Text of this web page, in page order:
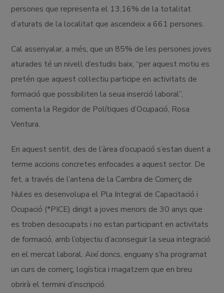
persones que representa el 13,16% de la totalitat
d’aturats de la localitat que ascendeix a 661 persones.
Cal assenyalar, a més, que un 85% de les persones joves
aturades té un nivell d’estudis baix, “per aquest motiu es
pretén que aquest col·lectiu participe en activitats de
formació que possibiliten la seua inserció laboral”,
comenta la Regidor de Polítiques d’Ocupació, Rosa
Ventura.
En aquest sentit, des de l’àrea d’ocupació s’estan duent a
terme accions concretes enfocades a aquest sector. De
fet, a través de l’antena de la Cambra de Comerç de
Nules es desenvolupa el Pla Integral de Capacitació i
Ocupació (*PICE) dirigit a joves menors de 30 anys que
es troben desocupats i no estan participant en activitats
de formació, amb l’objectiu d’aconseguir la seua integració
en el mercat laboral. Així doncs, enguany s’ha programat
un curs de comerç, logística i magatzem que en breu
obrirà el termini d’inscripció.